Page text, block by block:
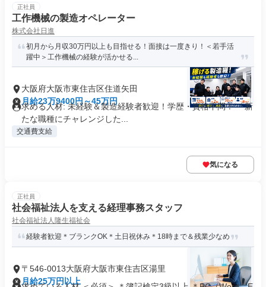
正社員
工作機械の製造オペレーター
株式会社日進
初月から月収30万円以上も目指せる！面接は一度きり！＜若手活
躍中＞工作機械の経験が活かせる...
大阪府大阪市東住吉区住道矢田
月給23万9400円～45万円
求める人材: 未経験＆製造経験者歓迎！学歴・資格不問！ 「新
たな職種にチャレンジした...
交通費支給
気になる
正社員
社会福祉法人を支える経理事務スタッフ
社会福祉法人隆生福祉会
経験者歓迎＊ブランクOK＊土日祝休み＊18時まで＆残業少なめ
〒546-0013大阪府大阪市東住吉区湯里
月給25万円以上